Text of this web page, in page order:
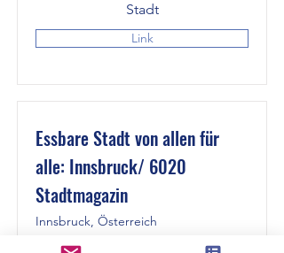
Stadt
Link
Essbare Stadt von allen für
alle: Innsbruck/ 6020
Stadtmagazin
Innsbruck, Österreich